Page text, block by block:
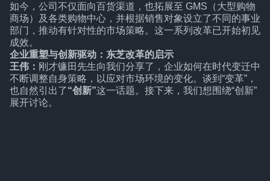
如今，公司不仅面向百货渠道，也拓展至 GMS（大型购物
商场）及各类购物中心，并根据销售对象设立了不同的事业
部门，推动有针对性的市场策略。这一系列改革已开始初见
成效。
企业重塑与创新驱动：东芝改革的启示
王伟： 刚才镰田先生向我们分享了，企业如何在时代变迁中
不断调整自身策略，以应对市场环境的变化。谈到“变革”，
也自然引出了“创新”这一话题。接下来，我们想围绕“创新”
展开讨论。